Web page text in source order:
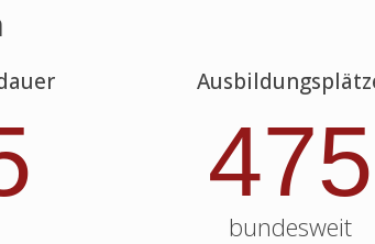
475
bundesweit